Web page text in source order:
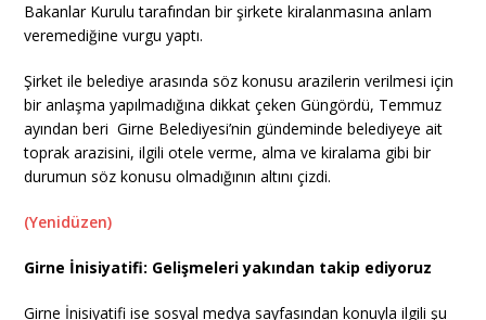
Bakanlar Kurulu tarafından bir şirkete kiralanmasına anlam
veremediğine vurgu yaptı.
Şirket ile belediye arasında söz konusu arazilerin verilmesi için
bir anlaşma yapılmadığına dikkat çeken Güngördü, Temmuz
ayından beri Girne Belediyesi’nin gündeminde belediyeye ait
toprak arazisini, ilgili otele verme, alma ve kiralama gibi bir
durumun söz konusu olmadığının altını çizdi.
(Yenidüzen)
Girne İnisiyatifi: Gelişmeleri yakından takip ediyoruz
Girne İnisiyatifi ise sosyal medya sayfasından konuyla ilgili şu